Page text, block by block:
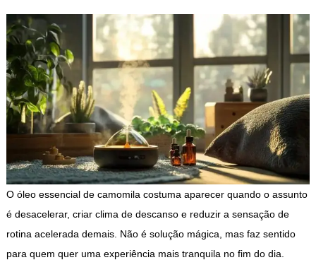
O óleo essencial de camomila costuma aparecer quando o assunto
é desacelerar, criar clima de descanso e reduzir a sensação de
rotina acelerada demais. Não é solução mágica, mas faz sentido
para quem quer uma experiência mais tranquila no fim do dia.